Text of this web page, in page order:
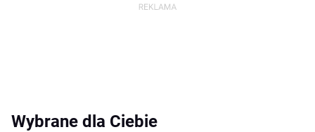
Wybrane dla Ciebie